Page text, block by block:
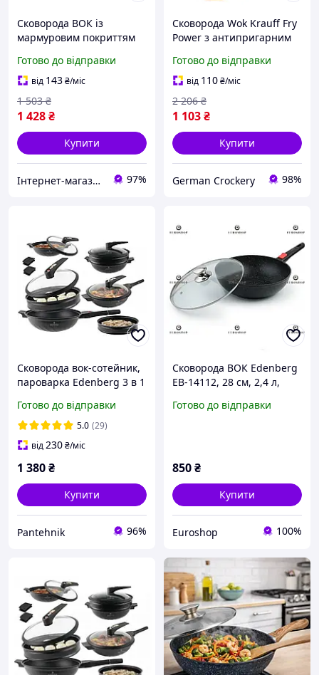
Сковорода ВОК із
мармуровим покриттям
Готово до відправки
від 143₴/міс
1 428₴
1 503 ₴
Купити
Інтернет-магазин Імперія-TV 97%
Сковорода Wok Krauff Fry
Power з антипригарним
Ø28 см + ПОДАРУНКИ:
Скляна кришка 28 см
EKOBOX
Готово до відправки
від 110₴/міс
1 103₴
2 206 ₴
Купити
German Crockery 98%
Сковорода вок-сотейник,
пароварка Edenberg 3 в 1
мармуровим покриттям
32 см (EB-12112)
Готово до відправки
5.0 (29)
від230₴/міс
1 380₴
Купити
Pantehnik 96%
Сковорода ВОК Edenberg
EB-14112, 28 см, 2,4 л,
покриття, індукційне дно,
Готово до відправки
850₴
Купити
Euroshop 100%